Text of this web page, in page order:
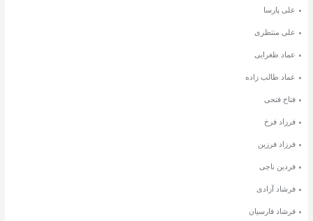
علی پارسا
علی منتظری
عماد طغرایی
عماد طالب زاده
فتاح فتحی
فرزاد فرخ
فرزاد فرزین
فردین ناجی
فرشاد آزادی
فرشاد فارسیان